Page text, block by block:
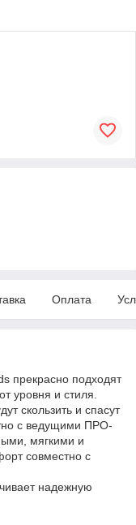
Оплата
прекрасно подходят
уровня и стиля.
скользить и спасут
с ведущими ПРО-
мягкими и
совместно с
надежную